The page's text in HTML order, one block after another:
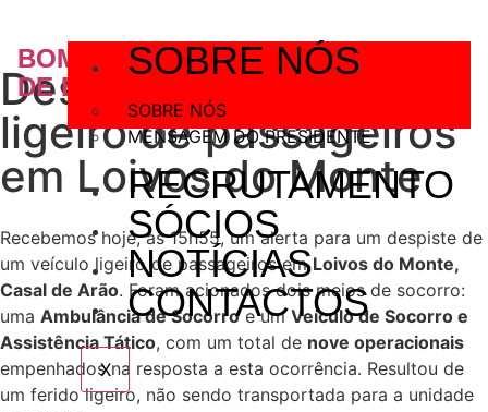
BOMBEIROS V.
DE BAIÃO
SOBRE NÓS
SOBRE NÓS
MENSAGEM DO PRESIDENTE
RECRUTAMENTO
SÓCIOS
NOTÍCIAS
CONTACTOS
X
Despiste de veículo
ligeiro de passageiros
em Loivos do Monte
Recebemos hoje, às 15h55, um alerta para um despiste de
um veículo ligeiro de passageiros emLoivos do Monte,
Casal de Arão. Foram acionados dois meios de socorro:
uma Ambulância de Socorroe umVeículo de Socorro e
Assistência Tático, com um total de nove operacionais
empenhados na resposta a esta ocorrência. Resultou de
um ferido ligeiro, não sendo transportada para a unidade